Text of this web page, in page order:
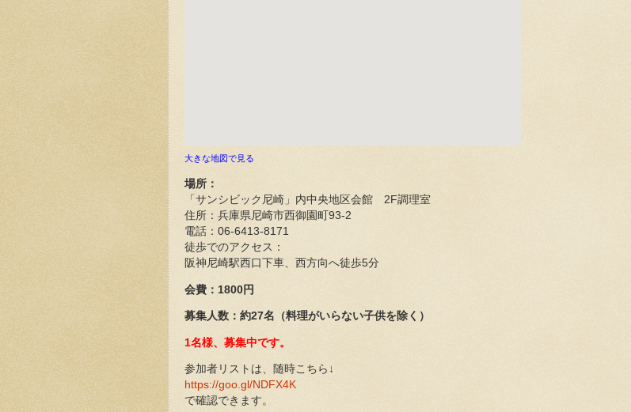
大きな地図で見る
場所：
「サンシビック尼崎」内中央地区会館 2F調理室
住所：兵庫県尼崎市西御園町93-2
電話：06-6413-8171
徒歩でのアクセス：
阪神尼崎駅西口下車、西方向へ徒歩5分
会費：1800円
募集人数：約27名（料理がいらない子供を除く）
1名様、募集中です。
参加者リストは、随時こちら↓
https://goo.gl/NDFX4K
で確認できます。